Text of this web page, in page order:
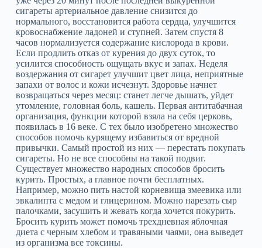
сигареты артериальное давление снизится до
нормального, восстановится работа сердца, улучшится
кровоснабжение ладоней и ступней. Затем спустя 8
часов нормализуется содержание кислорода в крови.
Если продлить отказ от курения до двух суток, то
усилится способность ощущать вкус и запах. Неделя
воздержания от сигарет улучшит цвет лица, неприятные
запахи от волос и кожи исчезнут. Здоровье начнет
возвращаться через месяц: станет легче дышать, уйдет
утомление, головная боль, кашель. Первая антитабачная
организация, функции которой взяла на себя церковь,
появилась в 16 веке. С тех было изобретено множество
способов помочь курящему избавиться от вредной
привычки. Самый простой из них — перестать покупать
сигареты. Но не все способны на такой подвиг.
Существует множество народных способов бросить
курить. Простых, а главное почти бесплатных.
Например, можно пить настой корневища змеевика или
эвкалипта с медом и глицерином. Можно нарезать сыр
палочками, засушить и жевать когда хочется покурить.
Бросить курить может помочь трехдневная яблочная
диета с черным хлебом и травяными чаями, она выведет
из организма все токсины.